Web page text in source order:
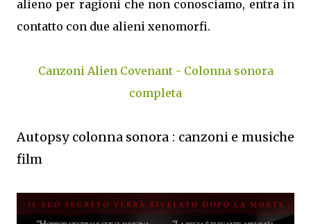
alieno per ragioni che non conosciamo, entra in
contatto con due alieni xenomorfi.
Canzoni Alien Covenant - Colonna sonora
completa
Autopsy colonna sonora : canzoni e musiche
film